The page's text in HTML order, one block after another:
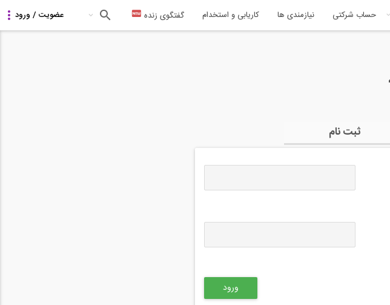
حساب شرکتی نیازمندی ها کاریابی و استخدام گفتگوی زنده
ثبت نام